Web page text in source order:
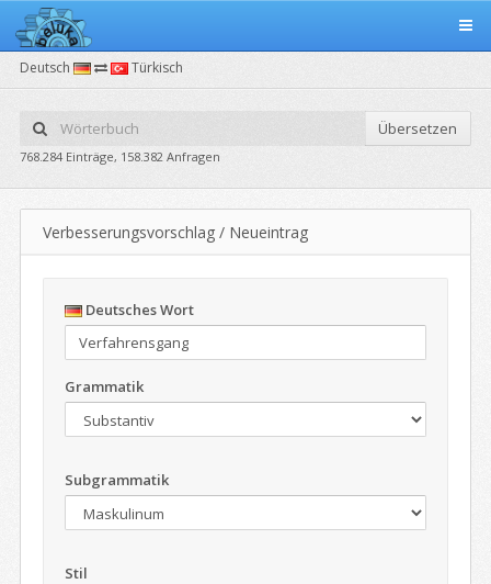
Deutsch Türkisch
Übersetzen
768.284 Einträge, 158.382 Anfragen
Verbesserungsvorschlag / Neueintrag
Deutsches Wort
Grammatik
Subgrammatik
Stil